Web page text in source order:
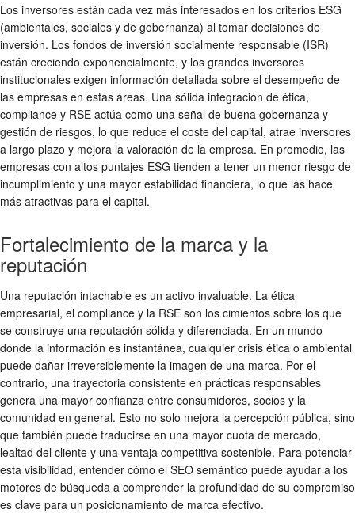
Los inversores están cada vez más interesados en los criterios ESG
(ambientales, sociales y de gobernanza) al tomar decisiones de
inversión. Los fondos de inversión socialmente responsable (ISR)
están creciendo exponencialmente, y los grandes inversores
institucionales exigen información detallada sobre el desempeño de
las empresas en estas áreas. Una sólida integración de ética,
compliance y RSE actúa como una señal de buena gobernanza y
gestión de riesgos, lo que reduce el coste del capital, atrae inversores
a largo plazo y mejora la valoración de la empresa. En promedio, las
empresas con altos puntajes ESG tienden a tener un menor riesgo de
incumplimiento y una mayor estabilidad financiera, lo que las hace
más atractivas para el capital.
Fortalecimiento de la marca y la
reputación
Una reputación intachable es un activo invaluable. La ética
empresarial, el compliance y la RSE son los cimientos sobre los que
se construye una reputación sólida y diferenciada. En un mundo
donde la información es instantánea, cualquier crisis ética o ambiental
puede dañar irreversiblemente la imagen de una marca. Por el
contrario, una trayectoria consistente en prácticas responsables
genera una mayor confianza entre consumidores, socios y la
comunidad en general. Esto no solo mejora la percepción pública, sino
que también puede traducirse en una mayor cuota de mercado,
lealtad del cliente y una ventaja competitiva sostenible. Para potenciar
esta visibilidad, entender cómo el SEO semántico puede ayudar a los
motores de búsqueda a comprender la profundidad de su compromiso
es clave para un posicionamiento de marca efectivo.